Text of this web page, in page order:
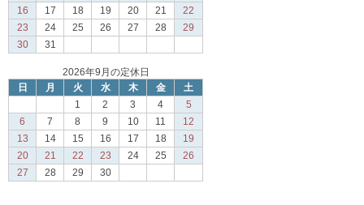
16
17 18 19 20 21
22
23
24 25 26 27 28
29
30
31
2026年9月の定休日
日
月 火 水 木 金
土
1
2 3 4
5
6
7 8 9 10 11
12
13
14 15 16 17 18
19
20
21 22 23 24 25
26
27
28 29 30